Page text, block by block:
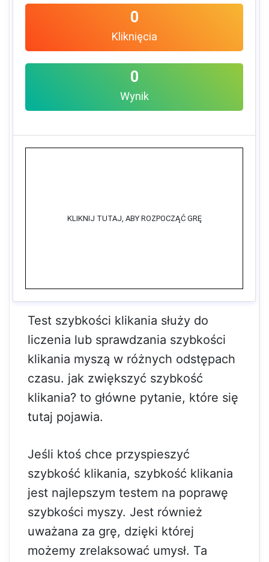
0
Kliknięcia
0
Wynik
KLIKNIJ TUTAJ, ABY ROZPOCZĄĆ GRĘ
Test szybkości klikania służy do
liczenia lub sprawdzania szybkości
klikania myszą w różnych odstępach
czasu. jak zwiększyć szybkość
klikania? to główne pytanie, które się
tutaj pojawia.
Jeśli ktoś chce przyspieszyć
szybkość klikania, szybkość klikania
jest najlepszym testem na poprawę
szybkości myszy. Jest również
uważana za grę, dzięki której
możemy zrelaksować umysł. Ta